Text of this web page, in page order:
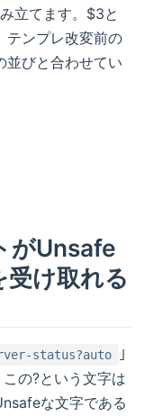
立てます。$3と
テンプレ改変前の
びと合わせてい
がUnsafe
け取れる
status?auto
｣
の?という文字は
な文字である